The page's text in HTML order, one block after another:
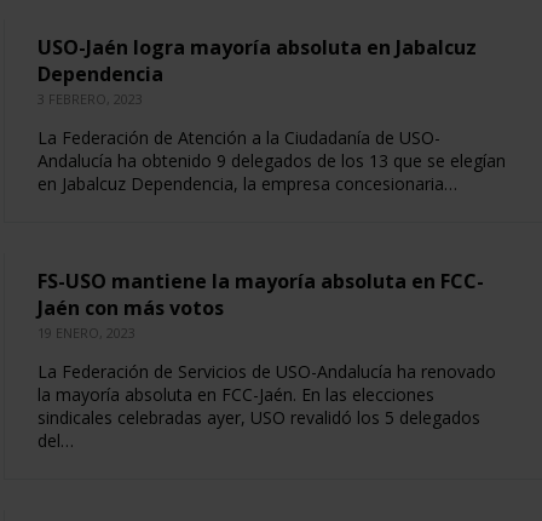
USO-Jaén logra mayoría absoluta en Jabalcuz
Dependencia
3 FEBRERO, 2023
La Federación de Atención a la Ciudadanía de USO-
Andalucía ha obtenido 9 delegados de los 13 que se elegían
en Jabalcuz Dependencia, la empresa concesionaria…
FS-USO mantiene la mayoría absoluta en FCC-
Jaén con más votos
19 ENERO, 2023
La Federación de Servicios de USO-Andalucía ha renovado
la mayoría absoluta en FCC-Jaén. En las elecciones
sindicales celebradas ayer, USO revalidó los 5 delegados
del…